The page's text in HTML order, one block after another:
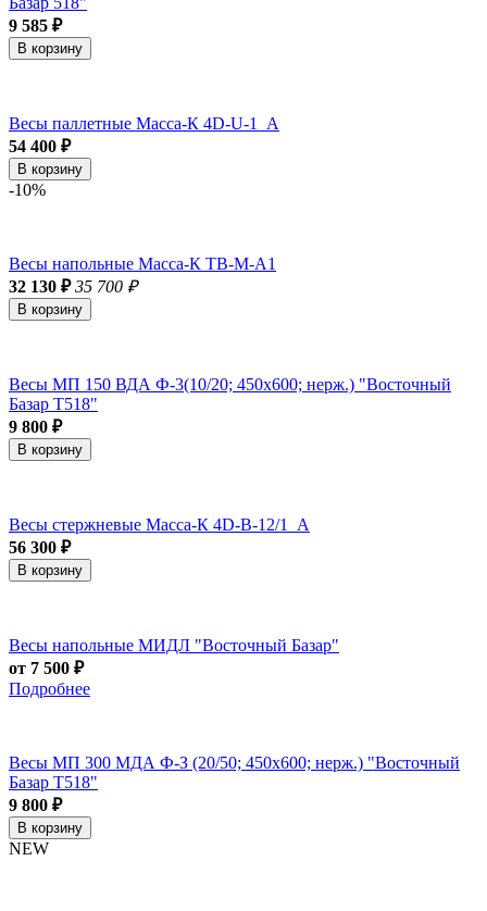
9 585 ₽
В корзину
Весы паллетные Масса-К 4D-U-1_A
54 400 ₽
В корзину
-10%
Весы напольные Масса-К ТВ-M-А1
32 130 ₽ 35 700 ₽
В корзину
Весы МП 150 ВДА Ф-3(10/20; 450х600; нерж.) "Восточный
Базар Т518"
9 800 ₽
В корзину
Весы стержневые Масса-К 4D-B-12/1_А
56 300 ₽
В корзину
Весы напольные МИДЛ "Восточный Базар"
от 7 500 ₽
Подробнее
Весы МП 300 МДА Ф-З (20/50; 450х600; нерж.) "Восточный
Базар Т518"
9 800 ₽
В корзину
NEW